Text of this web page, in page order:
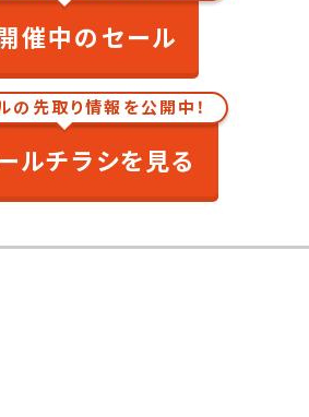
催中のセール
の先取り情報を公開中！
ルチラシを見る